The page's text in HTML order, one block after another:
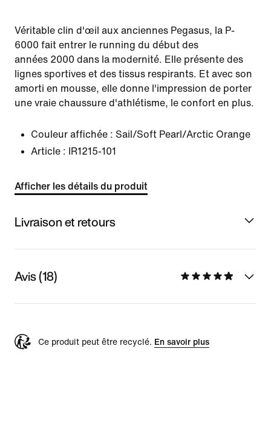
Véritable clin d'œil aux anciennes Pegasus, la P-
6000 fait entrer le running du début des
années 2000 dans la modernité. Elle présente des
lignes sportives et des tissus respirants. Et avec son
amorti en mousse, elle donne l'impression de porter
une vraie chaussure d'athlétisme, le confort en plus.
Couleur affichée : Sail/Soft Pearl/Arctic Orange
Article :
IR1215-101
Afficher les détails du produit
Livraison et retours
Avis (18)
Ce produit peut être recyclé. En savoir plus